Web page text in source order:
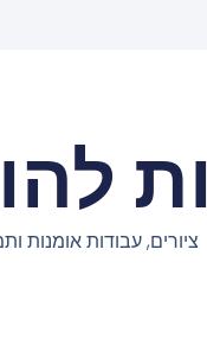
ציורים, עבודות אומנות